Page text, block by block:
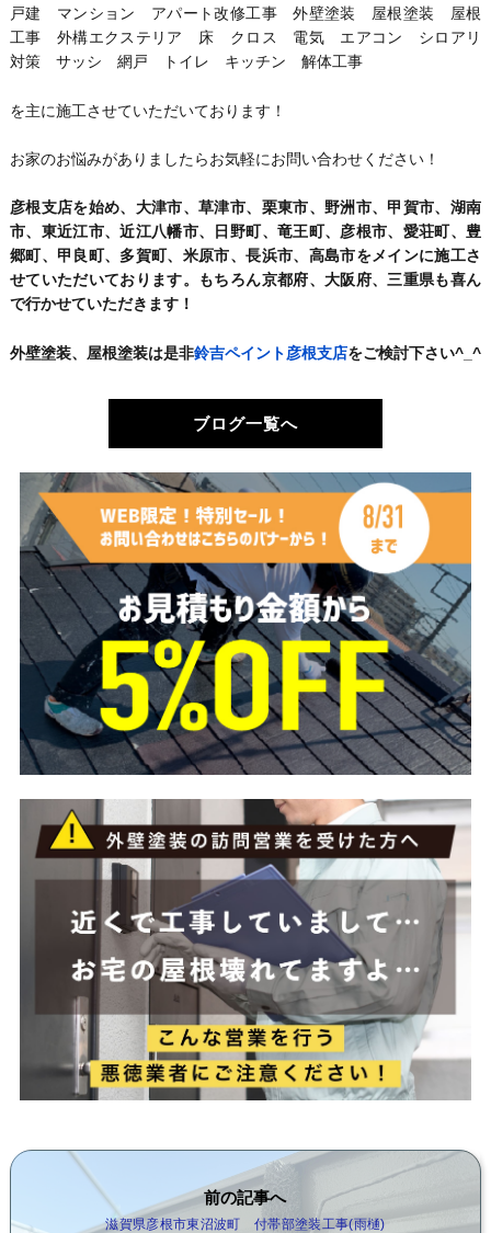
戸建 マンション アパート改修工事 外壁塗装 屋根塗装 屋根
工事 外構エクステリア 床 クロス 電気 エアコン シロアリ
対策 サッシ 網戸 トイレ キッチン 解体工事
を主に施工させていただいております！
お家のお悩みがありましたらお気軽にお問い合わせください！
彦根支店を始め、大津市、草津市、栗東市、野洲市、甲賀市、湖南
市、東近江市、近江八幡市、日野町、竜王町、彦根市、愛荘町、豊
郷町、甲良町、多賀町、米原市、長浜市、高島市をメインに施工さ
せていただいております。もちろん京都府、大阪府、三重県も喜ん
で行かせていただきます！
外壁塗装、屋根塗装は是非鈴吉ペイント彦根支店をご検討下さい^_^
ブログ一覧へ
前の記事へ
滋賀県彦根市東沼波町 付帯部塗装工事(雨樋)